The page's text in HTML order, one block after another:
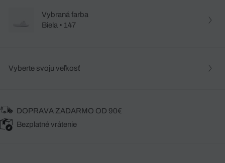
Vybraná farba
Biela • 147
Vyberte svoju veľkosť
DOPRAVA ZADARMO OD 90€
Bezplatné vrátenie